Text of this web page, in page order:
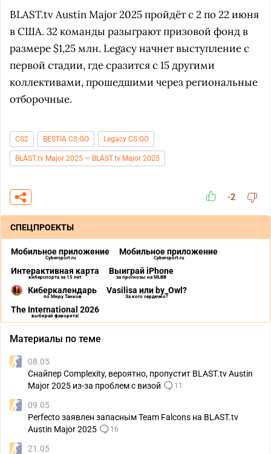
BLAST.tv Austin Major 2025 пройдёт с 2 по 22 июня
в США. 32 команды разыграют призовой фонд в
размере $1,25 млн. Legacy начнет выступление с
первой стадии, где сразится с 15 другими
коллективами, прошедшими через региональные
отборочные.
CS2 BESTIA CS:GO Legacy CS:GO
BLAST.tv Major 2025 — BLAST.tv Major 2025
-2
СПЕЦПРОЕКТЫ
Мобильное приложение
Cybersport.ru
Мобильное приложение
Cybersport.ru
Интерактивная карта
киберспорта за 15 лет
Выиграй iPhone
за прогнозы на MLBB
Киберкалендарь
по Миру Танков
Vasilisa или by_Owl?
За кого сердечко?
The International 2026
выбирай фаворита!
Материалы по теме
08.05
Снайпер Complexity, вероятно, пропустит BLAST.tv Austin
Major 2025 из-за проблем с визой
11
09.05
Perfecto заявлен запасным Team Falcons на BLAST.tv
Austin Major 2025
16
21.05